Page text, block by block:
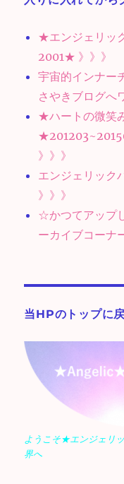
★エンジェリッ
2001★ 》》》
宇宙的インナー
さやきブログへ
★ハートの微笑
》》》
エンジェリッ
》》》
☆かつてアップ
ーカイブコーナ
当HPのトップに
ようこそ★エンジェリ
界へ